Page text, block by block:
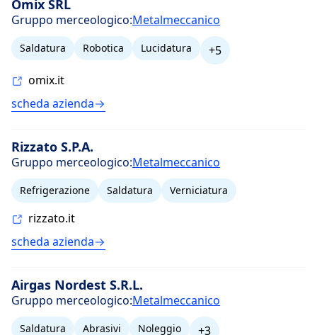
Omix SRL
Gruppo merceologico:Metalmeccanico
Saldatura Robotica Lucidatura
+5
omix.it
scheda azienda
Rizzato S.P.A.
Gruppo merceologico:Metalmeccanico
Refrigerazione Saldatura Verniciatura
rizzato.it
scheda azienda
Airgas Nordest S.R.L.
Gruppo merceologico:Metalmeccanico
Saldatura Abrasivi Noleggio
+3